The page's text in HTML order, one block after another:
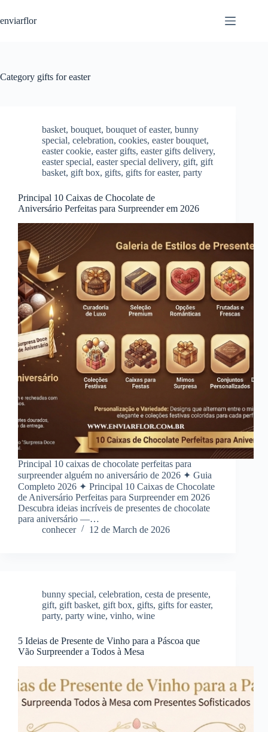
k
c
enviarflor
Category gifts for easter
basket, bouquet, bouquet of easter, bunny
special, celebration, cookies, easter bouquet,
easter cookie, easter gifts, easter gifts delivery,
easter special, easter special delivery, gift, gift
basket, gift box, gifts, gifts for easter, party
Principal 10 Caixas de Chocolate de
Aniversário Perfeitas para Surpreender em 2026
Principal 10 caixas de chocolate perfeitas para
surpreender alguém no aniversário de 2026 ✦ Guia
Completo 2026 ✦ Principal 10 Caixas de Chocolate
de Aniversário Perfeitas para Surpreender em 2026
Descubra ideias incríveis de presentes de chocolate
para aniversário —…
conhecer
12 de March de 2026
bunny special, celebration, cesta de presente,
gift, gift basket, gift box, gifts, gifts for easter,
party, party wine, vinho, wine
5 Ideias de Presente de Vinho para a Páscoa que
Vão Surpreender a Todos à Mesa